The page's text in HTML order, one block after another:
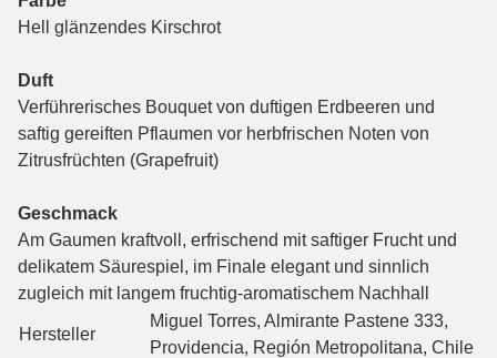
Hell glänzendes Kirschrot
Duft
Verführerisches Bouquet von duftigen Erdbeeren und
saftig gereiften Pflaumen vor herbfrischen Noten von
Zitrusfrüchten (Grapefruit)
Geschmack
Am Gaumen kraftvoll, erfrischend mit saftiger Frucht und
delikatem Säurespiel, im Finale elegant und sinnlich
zugleich mit langem fruchtig-aromatischem Nachhall
Hersteller
Miguel Torres, Almirante Pastene 333,
Providencia, Región Metropolitana, Chile